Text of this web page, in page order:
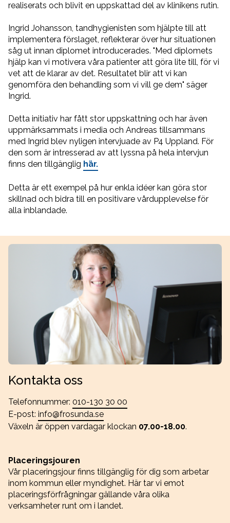
realiserats och blivit en uppskattad del av klinikens rutin.
Ingrid Johansson, tandhygienisten som hjälpte till att
implementera förslaget, reflekterar över hur situationen
såg ut innan diplomet introducerades. "Med diplomets
hjälp kan vi motivera våra patienter att göra lite till, för vi
vet att de klarar av det. Resultatet blir att vi kan
genomföra den behandling som vi vill ge dem" säger
Ingrid.
Detta initiativ har fått stor uppskattning och har även
uppmärksammats i media och Andreas tillsammans
med Ingrid blev nyligen intervjuade av P4 Uppland. För
den som är intresserad av att lyssna på hela intervjun
finns den tillgänglig här.
Detta är ett exempel på hur enkla idéer kan göra stor
skillnad och bidra till en positivare vårdupplevelse för
alla inblandade.
Kontakta oss
Telefonnummer: 010-130 30 00
E-post: info@frosunda.se
Växeln är öppen vardagar klockan 07.00-18.00.
Placeringsjouren
Vår placeringsjour finns tillgänglig för dig som arbetar
inom kommun eller myndighet. Här tar vi emot
placeringsförfrågningar gällande våra olika
verksamheter runt om i landet.